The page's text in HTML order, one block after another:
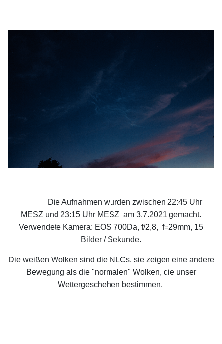
Die Aufnahmen wurden zwischen 22:45 Uhr
MESZ und 23:15 Uhr MESZ am 3.7.2021 gemacht.
Verwendete Kamera: EOS 700Da, f/2,8, f=29mm, 15
Bilder / Sekunde.
Die weißen Wolken sind die NLCs, sie zeigen eine andere
Bewegung als die "normalen" Wolken, die unser
Wettergeschehen bestimmen.